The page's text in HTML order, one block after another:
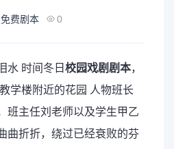
免费剧本 0
水 时间冬日 校园戏剧剧本，
学楼附近的花园 人物班长
班主任刘老师以及学生甲乙
曲折折，绕过已经衰败的芬